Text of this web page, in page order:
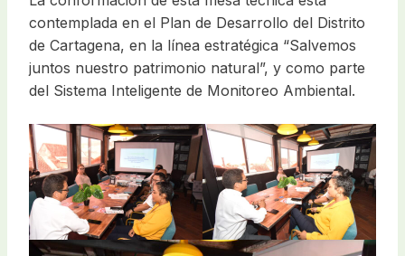
contemplada en el Plan de Desarrollo del Distrito
de Cartagena, en la línea estratégica “Salvemos
juntos nuestro patrimonio natural”, y como parte
del Sistema Inteligente de Monitoreo Ambiental.